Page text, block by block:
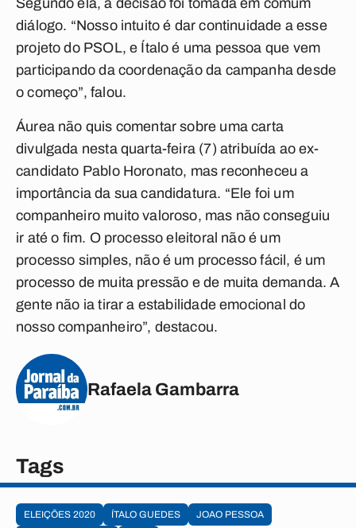
Segundo ela, a decisão foi tomada em comum
diálogo. “Nosso intuito é dar continuidade a esse
projeto do PSOL, e Ítalo é uma pessoa que vem
participando da coordenação da campanha desde
o começo”, falou.
Áurea não quis comentar sobre uma carta
divulgada nesta quarta-feira (7) atribuída ao ex-
candidato Pablo Horonato, mas reconheceu a
importância da sua candidatura. “Ele foi um
companheiro muito valoroso, mas não conseguiu
ir até o fim. O processo eleitoral não é um
processo simples, não é um processo fácil, é um
processo de muita pressão e de muita demanda. A
gente não ia tirar a estabilidade emocional do
nosso companheiro”, destacou.
Rafaela Gambarra
Tags
ELEIÇÕES 2020 ÍTALO GUEDES
JOAO PESSOA